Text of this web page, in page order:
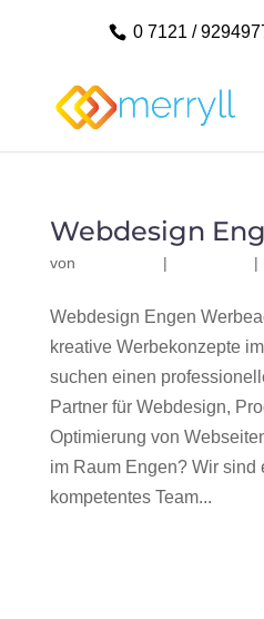
0 7121 /
Webdesign
von | |
Webdesign Engen
kreative Werbekonzepte
suchen einen
Partner für Webdesign,
Optimierung von
im Raum Engen? Wir sind
kompetentes Team...